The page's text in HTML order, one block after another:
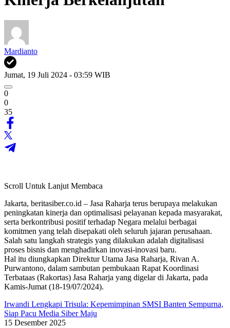
Mardianto
Jumat, 19 Juli 2024 - 03:59 WIB
0
0
35
Scroll Untuk Lanjut Membaca
Jakarta, beritasiber.co.id – Jasa Raharja terus berupaya melakukan
peningkatan kinerja dan optimalisasi pelayanan kepada masyarakat,
serta berkontribusi positif terhadap Negara melalui berbagai
komitmen yang telah disepakati oleh seluruh jajaran perusahaan.
Salah satu langkah strategis yang dilakukan adalah digitalisasi
proses bisnis dan menghadirkan inovasi-inovasi baru.
Hal itu diungkapkan Direktur Utama Jasa Raharja, Rivan A.
Purwantono, dalam sambutan pembukaan Rapat Koordinasi
Terbataas (Rakortas) Jasa Raharja yang digelar di Jakarta, pada
Kamis-Jumat (18-19/07/2024).
Irwandi Lengkapi Trisula: Kepemimpinan SMSI Banten Sempurna,
Siap Pacu Media Siber Maju
15 Desember 2025